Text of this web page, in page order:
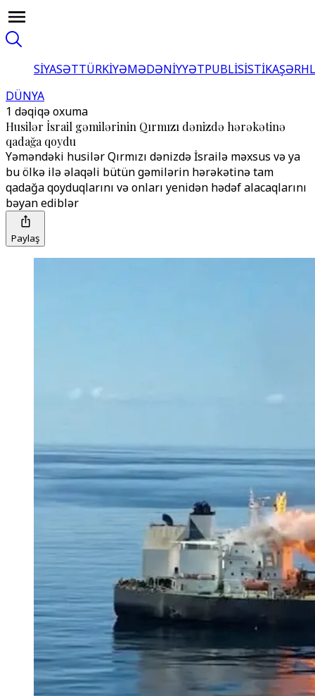
SİYASƏTTÜRKİYƏMƏDƏNİYYƏTPUBLİSİSTİKA
DÜNYA
1 dəqiqə oxuma
Husilər İsrail gəmilərinin Qırmızı dənizdə hərəkətinə
qadağa qoydu
Yəməndəki husilər Qırmızı dənizdə İsrailə məxsus və ya
bu ölkə ilə əlaqəli bütün gəmilərin hərəkətinə tam
qadağa qoyduqlarını və onları yenidən hədəf alacaqlarını
bəyan ediblər
Paylaş